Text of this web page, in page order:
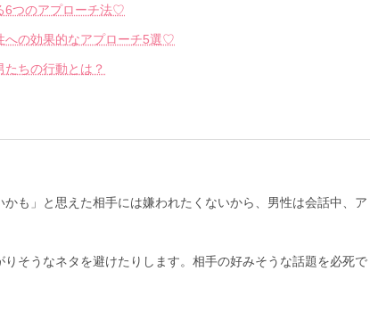
6つのアプローチ法♡
への効果的なアプローチ5選♡
ちの行動とは？
も」と思えた相手には嫌われたくないから、男性は会話中、ア
そうなネタを避けたりします。相手の好みそうな話題を必死で